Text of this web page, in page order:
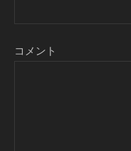
コメント